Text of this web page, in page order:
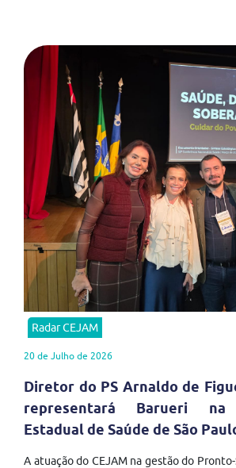
Radar CEJAM
20 de Julho de 2026
Diretor do PS Arnaldo de
representará Barueri na
Estadual de Saúde de São
A atuação do CEJAM na gestão do